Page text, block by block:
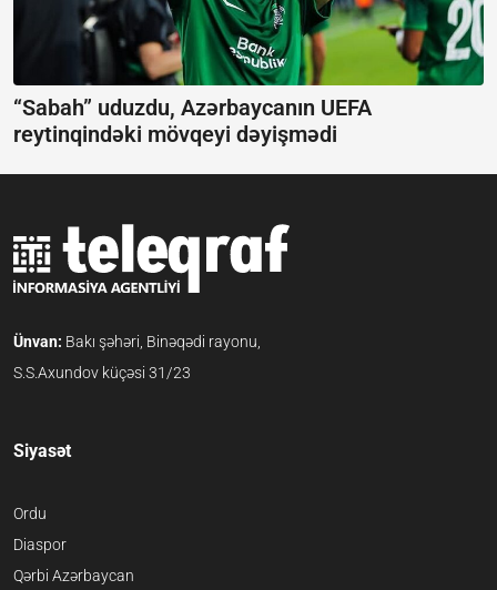
“Sabah” uduzdu, Azərbaycanın UEFA
reytinqindəki mövqeyi dəyişmədi
Ünvan: Bakı şəhəri, Binəqədi rayonu,
S.S.Axundov küçəsi 31/23
Siyasət
Ordu
Diaspor
Qərbi Azərbaycan